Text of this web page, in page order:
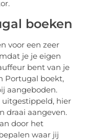
boeken
voor een zeer
je je eigen
bent van je
Portugal boekt,
aangeboden.
uitgestippeld, hier
draai aangeven.
door het
waar jij